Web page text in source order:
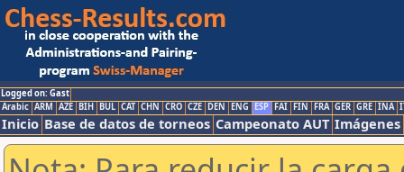
Logged on: Gast
Arabic ARM AZE BIH BUL CAT CHN CRO CZE DEN ENG ESP FAI FIN FRA GER GRE INA
Inicio Base de datos de torneos Campeonato AUT Imágenes